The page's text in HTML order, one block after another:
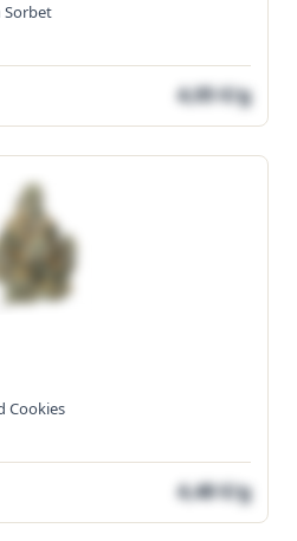
Sorbet
4,05 €/g
Cookies
4,48 €/g